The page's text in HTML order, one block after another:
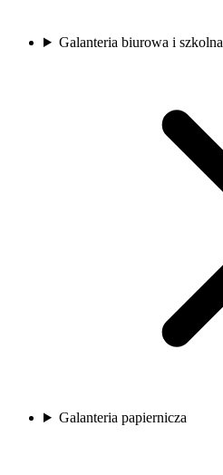
Galanteria biurowa i szkolna
Galanteria papiernicza